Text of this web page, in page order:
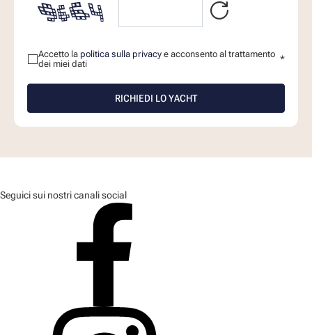

Accetto la politica sulla privacy e acconsento al trattamento
dei miei dati
*
RICHIEDI LO YACHT
Seguici sui nostri canali social